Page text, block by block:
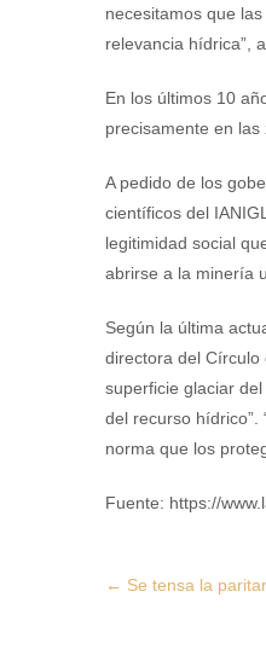
necesitamos que
relevancia hídrica”,
En los últimos 10
precisamente en
A pedido de los
científicos del
legitimidad social
abrirse a la minería
Según la última
directora del Círculo
superficie glaciar
del recurso
norma que los
Fuente: https://
Post
← Se tensa la